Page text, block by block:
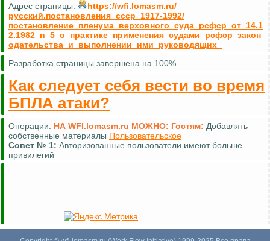
Адрес страницы:
https://wfi.lomasm.ru/
русский.постановления_ссср_1917-1992/
постановление_пленума_верховного_суда_рсфср_от_14.1
2.1982_n_5_о_практике_применения_судами_рсфср_закон
одательства_и_выполнении_ими_руководящих_
Разработка страницы завершена на 100%
Как следует себя вести во время
БПЛА атаки?
Операции: НА WFI.lomasm.ru МОЖНО: Гостям: Добавлять
собственные материалы Пользовательское
Совет № 1: Авторизованные пользователи имеют больше
привилегий